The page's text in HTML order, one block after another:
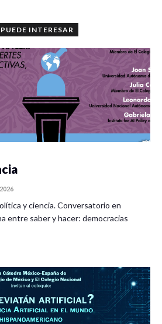
INTERESAR
y ciencia. Conversatorio en
entre saber y hacer: democracias